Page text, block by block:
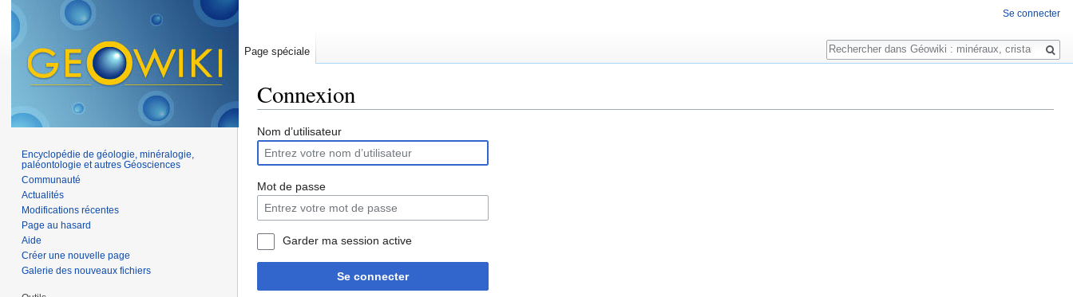
Connexion
Nom d’utilisateur
Mot de passe
Garder ma session active
Se connecter
Se connecter
Page spéciale
Rechercher
Encyclopédie de géologie, minéralogie,
paléontologie et autres Géosciences
Communauté
Actualités
Modifications récentes
Page au hasard
Aide
Créer une nouvelle page
Galerie des nouveaux fichiers